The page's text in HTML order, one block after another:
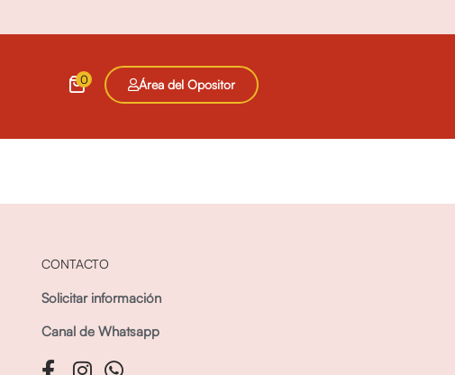
0 Área del Opositor
CONTACTO
Solicitar información
Canal de Whatsapp